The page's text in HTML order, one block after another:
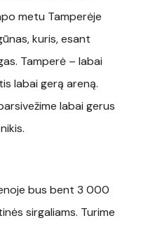
metu Tamperėje
kuris, esant
Tamperė – labai
labai gerą areną.
labai gerus
bus bent 3 000
sirgaliams. Turime